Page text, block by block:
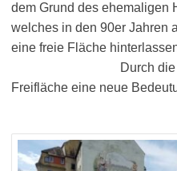
dem Grund des ehemaligen
welches in den 90er Jahren
eine freie
Durch
Freifläche eine neue